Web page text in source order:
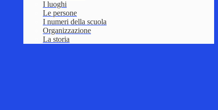
I luoghi
Le persone
I numeri della scuola
Organizzazione
La storia